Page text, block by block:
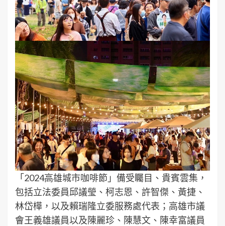
「2024高雄城市咖啡節」備受矚目、貴賓雲集，
包括立法委員邱議瑩、柯志恩、許智傑、黃捷、
林岱樺，以及賴瑞隆立委服務處代表；高雄市議
會王義雄議員以及陳麗珍、陳慧文、陳幸富議員